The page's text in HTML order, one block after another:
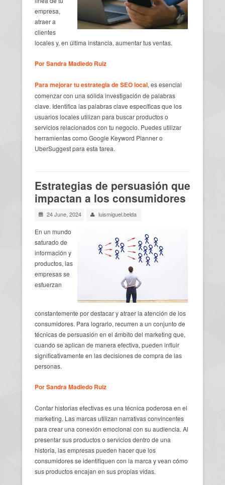
empresa,
atraer a
clientes
locales y, en última instancia, aumentar tus ventas.
Por Sandra Madiedo Ruiz
Para mejorar tu estrategia de SEO local, es esencial
comenzar con una sólida investigación de palabras
clave. Identifica las palabras clave específicas que los
usuarios locales utilizan para buscar productos o
servicios relacionados con tu negocio. Puedes utilizar
herramientas como Google Keyword Planner o
UberSuggest para esta tarea.
Estrategias de persuasión que
impactan a los consumidores
24 June, 2024 luismiguel.belda
En un mundo
saturado de
información y
productos, las
empresas se
esfuerzan
constantemente por destacar y atraer la atención de los
consumidores. Para lograrlo, recurren a un conjunto de
técnicas de persuasión en el ámbito del marketing que,
cuando se aplican de manera efectiva, pueden influir
significativamente en las decisiones de compra de las
personas.
Por Sandra Madiedo Ruiz
Contar historias efectivas es una técnica poderosa en el
marketing. Las marcas utilizan narrativas convincentes
para crear una conexión emocional con su audiencia. Al
presentar sus productos o servicios dentro de una
historia, las empresas pueden hacer que los
consumidores se identifiquen con la marca y vean cómo
sus productos encajan en sus propias vidas.